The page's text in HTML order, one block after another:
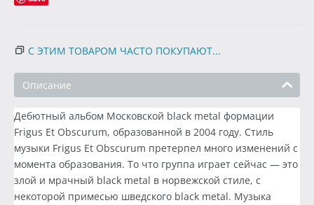
С ЭТИМ ТОВАРОМ ЧАСТО ПОКУПАЮТ...
Описание
Дебютный альбом Московской black metal формации
Frigus Et Obscurum, образованной в 2004 году. Стиль
музыки Frigus Et Obscurum претерпел много изменений с
момента образования. То что группа играет сейчас — это
злой и мрачный black metal в норвежской стиле, с
некоторой примесью шведского black metal. Музыка